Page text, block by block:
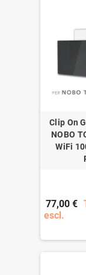
Clip On
NOBO
WiFi
77,00 €
escl.